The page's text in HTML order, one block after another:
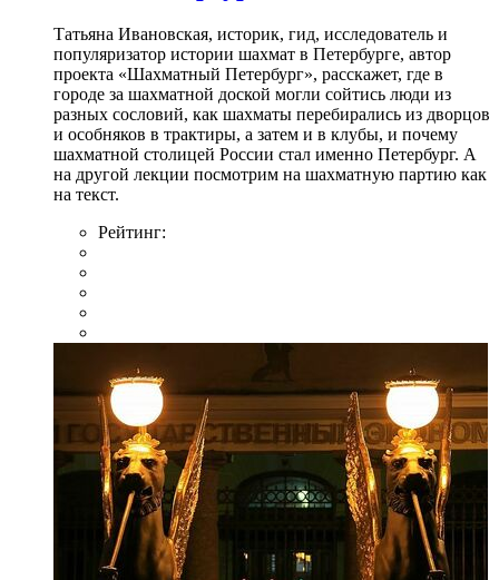
Татьяна Ивановская, историк, гид, исследователь и
популяризатор истории шахмат в Петербурге, автор
проекта «Шахматный Петербург», расскажет, где в
городе за шахматной доской могли сойтись люди из
разных сословий, как шахматы перебирались из дворцов
и особняков в трактиры, а затем и в клубы, и почему
шахматной столицей России стал именно Петербург. А
на другой лекции посмотрим на шахматную партию как
на текст.
Рейтинг: